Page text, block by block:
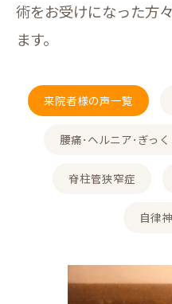
術をお受けになった方
ます。
来院者様の声一覧
腰痛･ヘルニア･ぎっ
脊柱管狭窄症
自律